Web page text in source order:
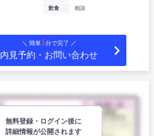
飲食
相談
＼ 簡単1分で完了 ／
内見予約・お問い合わせ
無料登録・ログイン後に
詳細情報が公開されます